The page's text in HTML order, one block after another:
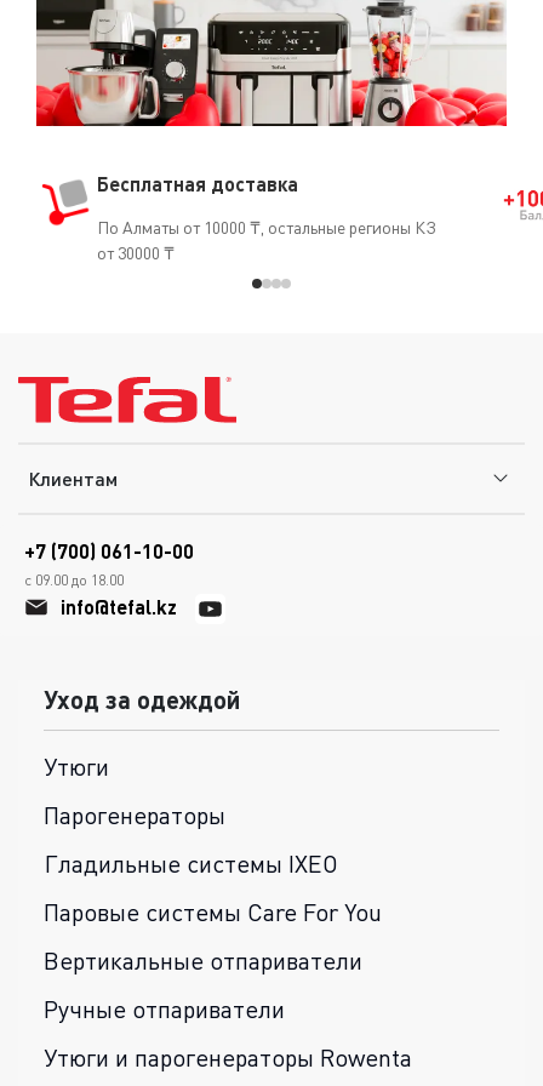
Бесплатная доставка
По Алматы от 10000 ₸, остальные регионы КЗ
от 30000 ₸
Клиентам
+7 (700) 061-10-00
с 09.00 до 18.00
info@tefal.kz
Уход за одеждой
Утюги
Парогенераторы
Гладильные системы IXEO
Паровые системы Care For You
Вертикальные отпариватели
Ручные отпариватели
Утюги и парогенераторы Rowenta